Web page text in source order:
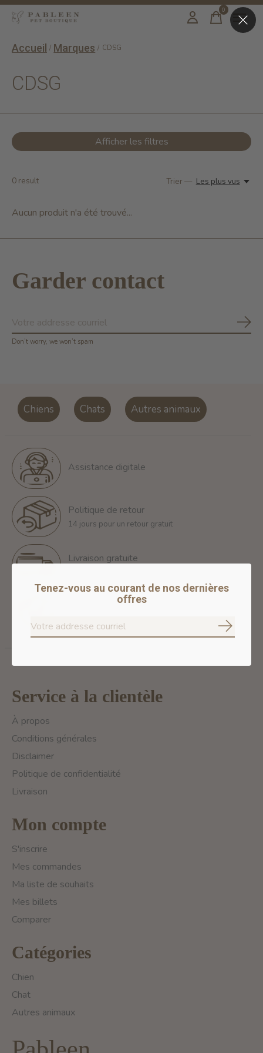
0items
Accueil / Marques / CDSG
CDSG
Afficher les filtres
0 result Trier — Les plus vus
Aucun produit n'a été trouvé...
Garder contact
Don’t worry, we won’t spam
Chiens Chats Autres animaux
Assistance digitale
Politique de retour
14 jours pour un retour gratuit
Livraison gratuite
Paiements 100% sécurisés
Nous assurons des paiements sécurisés
Service à la clientèle
À propos
Conditions générales
Disclaimer
Politique de confidentialité
Livraison
Mon compte
S'inscrire
Mes commandes
Ma liste de souhaits
Mes billets
Comparer
Catégories
Chien
Chat
Autres animaux
Tenez-vous au courant de nos dernières
offres